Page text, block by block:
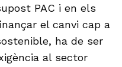
PAC i en els
el canvi cap a
ha de ser
al sector